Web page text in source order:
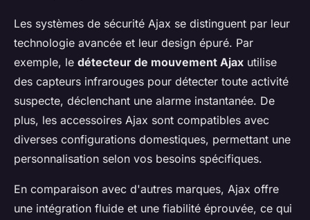
Les systèmes de sécurité Ajax se distinguent par leur
technologie avancée et leur design épuré. Par
exemple, le détecteur de mouvement Ajax utilise
des capteurs infrarouges pour détecter toute activité
suspecte, déclenchant une alarme instantanée. De
plus, les accessoires Ajax sont compatibles avec
diverses configurations domestiques, permettant une
personnalisation selon vos besoins spécifiques.
En comparaison avec d'autres marques, Ajax offre
une intégration fluide et une fiabilité éprouvée, ce qui